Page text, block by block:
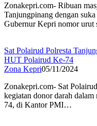
Zonakepri.com- Ribuan
Tanjungpinang dengan
Gubernur Kepri nomor
Sat Polairud Polresta
HUT Polairud Ke-74
Zona Kepri05/11/2024
Zonakepri.com- Sat
kegiatan donor darah
74, di Kantor PMI…